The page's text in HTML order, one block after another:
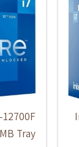
Tray